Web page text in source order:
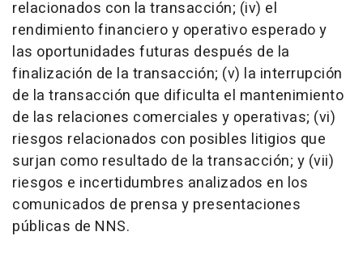
relacionados con la transacción; (iv) el
rendimiento financiero y operativo esperado y
las oportunidades futuras después de la
finalización de la transacción; (v) la interrupción
de la transacción que dificulta el mantenimiento
de las relaciones comerciales y operativas; (vi)
riesgos relacionados con posibles litigios que
surjan como resultado de la transacción; y (vii)
riesgos e incertidumbres analizados en los
comunicados de prensa y presentaciones
públicas de NNS.